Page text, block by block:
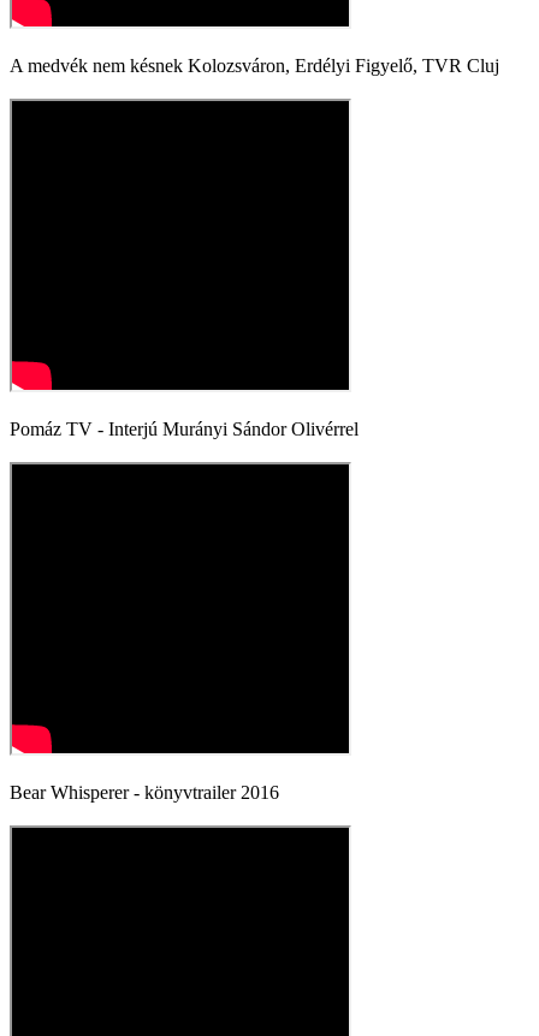
A medvék nem késnek Kolozsváron, Erdélyi Figyelő, TVR Cluj
Pomáz TV - Interjú Murányi Sándor Olivérrel
Bear Whisperer - könyvtrailer 2016